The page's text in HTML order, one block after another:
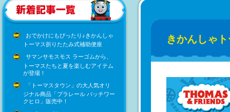
おでかけにもぴったり♪きかんしゃ
トーマス折りたたみ式補助便座
サマンサモスモス ラーゴムから、
トーマスたちと夏を楽しむアイテム
が登場！
「トーマスタウン」の大人気オリ
ジナル商品「プラレール パッチワー
クヒロ」販売中！
きかんしゃ